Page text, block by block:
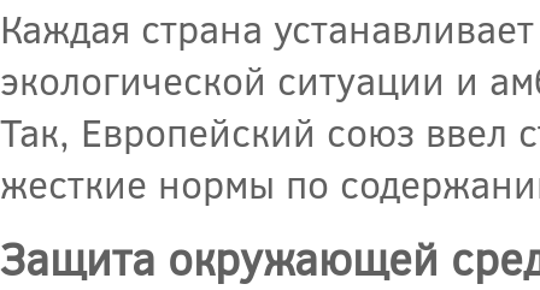
Каждая страна
экологической ситуации и
Так, Европейский союз ввел
жесткие нормы по
Защита окружающей